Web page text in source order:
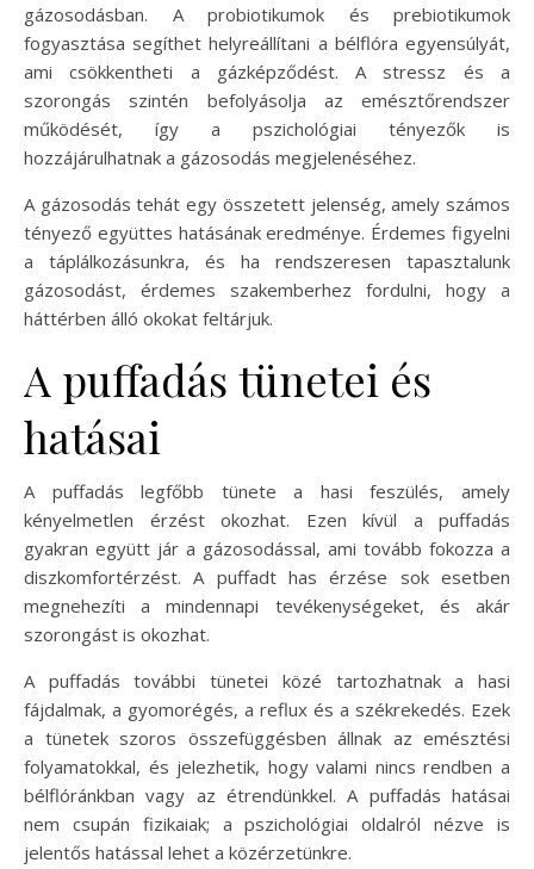
gázosodásban. A probiotikumok és prebiotikumok
fogyasztása segíthet helyreállítani a bélflóra egyensúlyát,
ami csökkentheti a gázképződést. A stressz és a
szorongás szintén befolyásolja az emésztőrendszer
működését, így a pszichológiai tényezők is
hozzájárulhatnak a gázosodás megjelenéséhez.
A gázosodás tehát egy összetett jelenség, amely számos
tényező együttes hatásának eredménye. Érdemes figyelni
a táplálkozásunkra, és ha rendszeresen tapasztalunk
gázosodást, érdemes szakemberhez fordulni, hogy a
háttérben álló okokat feltárjuk.
A puffadás tünetei és
hatásai
A puffadás legfőbb tünete a hasi feszülés, amely
kényelmetlen érzést okozhat. Ezen kívül a puffadás
gyakran együtt jár a gázosodással, ami tovább fokozza a
diszkomfortérzést. A puffadt has érzése sok esetben
megnehezíti a mindennapi tevékenységeket, és akár
szorongást is okozhat.
A puffadás további tünetei közé tartozhatnak a hasi
fájdalmak, a gyomorégés, a reflux és a székrekedés. Ezek
a tünetek szoros összefüggésben állnak az emésztési
folyamatokkal, és jelezhetik, hogy valami nincs rendben a
bélflóránkban vagy az étrendünkkel. A puffadás hatásai
nem csupán fizikaiak; a pszichológiai oldalról nézve is
jelentős hatással lehet a közérzetünkre.